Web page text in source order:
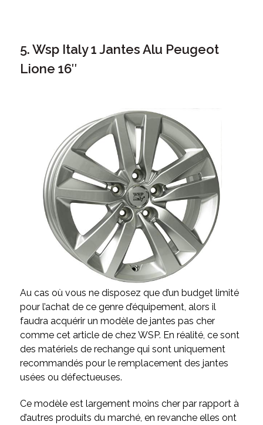
5. Wsp Italy 1 Jantes Alu Peugeot
Lione 16″
Au cas où vous ne disposez que d’un budget limité
pour l’achat de ce genre d’équipement, alors il
faudra acquérir un modèle de jantes pas cher
comme cet article de chez WSP. En réalité, ce sont
des matériels de rechange qui sont uniquement
recommandés pour le remplacement des jantes
usées ou défectueuses.
Ce modèle est largement moins cher par rapport à
d’autres produits du marché, en revanche elles ont